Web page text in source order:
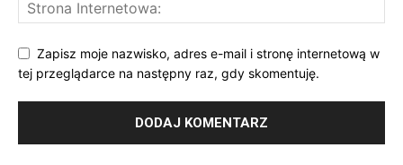
Zapisz moje nazwisko, adres e-mail i stronę internetową w
tej przeglądarce na następny raz, gdy skomentuję.